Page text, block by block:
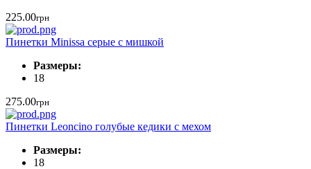
225.00грн
Пинетки Minissa серые с мишкой
Размеры:
18
275.00грн
Пинетки Leoncino голубые кедики с мехом
Размеры:
18